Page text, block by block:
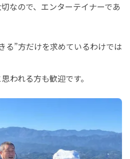
なので、エンターテイナーであ
る”方だけを求めているわけでは
われる方も歓迎です。